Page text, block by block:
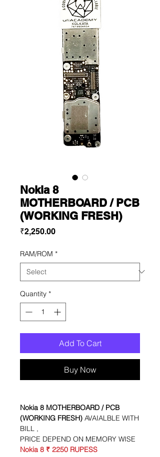
Nokia 8
MOTHERBOARD / PCB
(WORKING FRESH)
₹2,250.00Price
RAM/ROM *
Quantity *
Add To Cart
Buy Now
Nokia 8 MOTHERBOARD / PCB
(WORKING FRESH) AVAIALBLE WITH
BILL ,
PRICE DEPEND ON MEMORY WISE
Nokia 8 ₹ 2250 RUPESS